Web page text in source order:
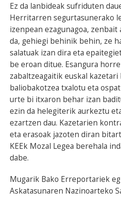
Ez da lanbideak sufriduten
Herritarren segurtasunerako
izenpean ezagunagoa,
da, gehiegi behinik behin, ze
salatuak izan dira eta
be eroan ditue. Esangura
zabaltzeagaitik euskal
baliobakotzea txalotu eta
urte bi itxaron behar izan
ezin da helegiterik aurkeztu
ezartzen dau. Kazetarien
eta erasoak jazoten diran
KEEk Mozal Legea berehala
dabe.
Mugarik Bako Erreportariek
Askatasunaren Nazinoarteko